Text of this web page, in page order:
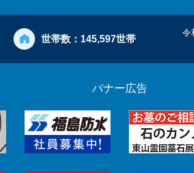
世帯数： 145,597世帯
令
バナー広告